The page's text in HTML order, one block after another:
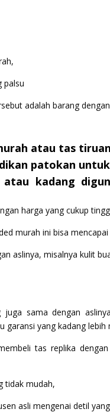
palsu
adalah barang
atau tas
patokan
kadang
harga yang cukup
murah ini bisa
aslinya, misalnya kulit
sama dengan
yang kadang lebih
tas replika
tidak mudah,
asli mengenai detil